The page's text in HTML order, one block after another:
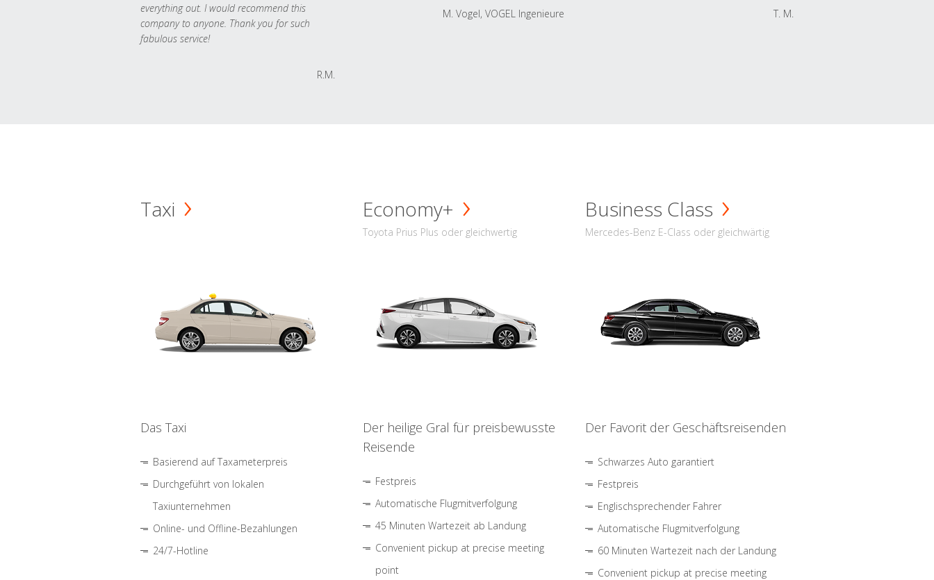
everything out. I would recommend this
company to anyone. Thank you for such
fabulous service!
R.M.
M. Vogel, VOGEL Ingenieure T. M.
Taxi
Das Taxi
Basierend auf Taxameterpreis
Durchgeführt von lokalen
Taxiunternehmen
Online- und Offline-Bezahlungen
24/7-Hotline
Economy+
Toyota Prius Plus oder gleichwertig
Der heilige Gral für preisbewusste
Reisende
Festpreis
Automatische Flugmitverfolgung
45 Minuten Wartezeit ab Landung
Convenient pickup at precise meeting
point
Business Class
Mercedes-Benz E-Class oder gleichwärtig
Der Favorit der Geschäftsreisenden
Schwarzes Auto garantiert
Festpreis
Englischsprechender Fahrer
Automatische Flugmitverfolgung
60 Minuten Wartezeit nach der Landung
Convenient pickup at precise meeting